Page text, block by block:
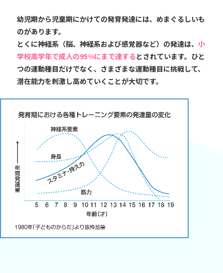
幼児期から児童期にかけての発育発達には、めまぐるしいも
のがあります。
とくに神経系（脳、神経系および感覚器など）の発達は、小
学校高学年で成人の95%にまで達するとされています。ひと
つの運動種目だけでなく、さまざまな運動種目に挑戦して、
潜在能力を刺激し高めていくことが大切です。